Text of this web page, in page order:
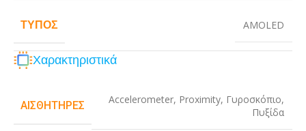
ΤΎΠΟΣ AMOLED
Χαρακτηριστικά
ΑΙΣΘΗΤΉΡΕΣ Accelerometer, Proximity, Γυροσκόπιο,
Πυξίδα